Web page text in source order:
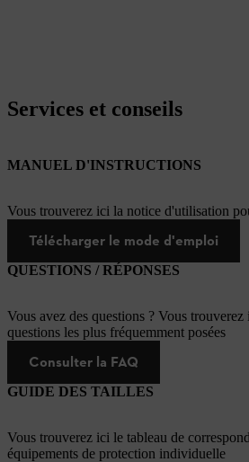
Services et conseils
MANUEL D'INSTRUCTIONS
Vous trouverez ici la notice d'utilisation
Télécharger le mode d'emploi
QUESTIONS / RÉPONSES
Vous avez des questions ? Vous trouverez
questions les plus fréquemment posées
Consulter la FAQ
GUIDE DES TAILLES
Vous trouverez ici le tableau de
équipements de protection individuelle